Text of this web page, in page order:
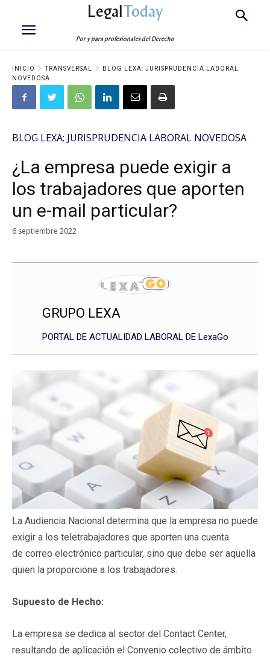
LegalToday
Por y para profesionales del Derecho
INICIO TRANSVERSAL
BLOG LEXA: JURISPRUDENCIA LABORAL
NOVEDOSA
BLOG LEXA: JURISPRUDENCIA LABORAL NOVEDOSA
¿La empresa puede exigir a
los trabajadores que aporten
un e-mail particular?
6 septiembre 2022
GRUPO LEXA
PORTAL DE ACTUALIDAD LABORAL DE LexaGo
La Audiencia Nacional determina que la empresa no puede
exigir a los teletrabajadores que aporten una cuenta
de correo electrónico particular, sino que debe ser aquella
quien la proporcione a los trabajadores.
Supuesto de Hecho:
La empresa se dedica al sector del Contact Center,
resultando de aplicación el Convenio colectivo de ámbito